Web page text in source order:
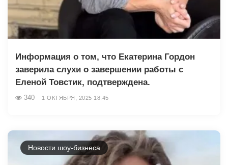
Информация о том, что Екатерина Гордон
заверила слухи о завершении работы с
Еленой Товстик, подтверждена.
340 1 ОКТЯБРЯ, 2025 18:45
Новости шоу-бизнеса